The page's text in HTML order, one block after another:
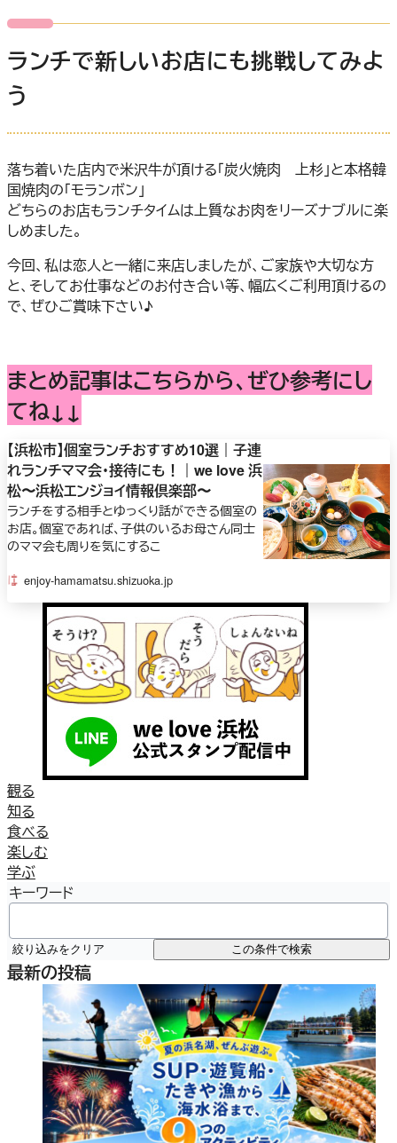
ランチで新しいお店にも挑戦してみよ
う
落ち着いた店内で米沢牛が頂ける「炭火焼肉 上杉」と本格韓
国焼肉の「モランボン」
どちらのお店もランチタイムは上質なお肉をリーズナブルに楽
しめました。
今回、私は恋人と一緒に来店しましたが、ご家族や大切な方
と、そしてお仕事などのお付き合い等、幅広くご利用頂けるの
で、ぜひご賞味下さい♪
まとめ記事はこちらから、ぜひ参考にし
てね↓↓
【浜松市】個室ランチおすすめ10選｜子連
れランチママ会・接待にも！｜we love 浜
松〜浜松エンジョイ情報倶楽部〜
ランチをする相手とゆっくり話ができる個室の
お店。個室であれば、子供のいるお母さん同士
のママ会も周りを気にするこ
enjoy-hamamatsu.shizuoka.jp
観る
知る
食べる
楽しむ
学ぶ
キーワード
絞り込みをクリア この条件で検索
最新の投稿